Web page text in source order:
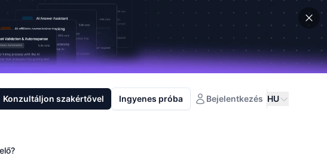
Konzultáljon szakértővel Ingyenes próba Bejelentkezés HU